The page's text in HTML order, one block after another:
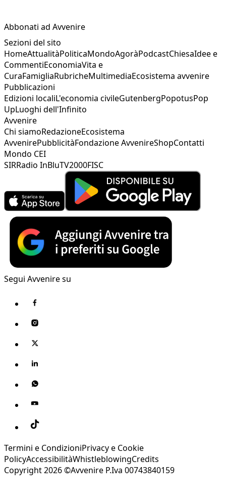
Abbonati ad Avvenire
Sezioni del sito
HomeAttualitàPoliticaMondoAgoràPodcastChiesaIdee e
CommentiEconomiaVita e
CuraFamigliaRubricheMultimediaEcosistema avvenire
Pubblicazioni
Edizioni localiL'economia civileGutenbergPopotusPop
UpLuoghi dell'Infinito
Avvenire
Chi siamoRedazioneEcosistema
AvvenirePubblicitàFondazione AvvenireShopContatti
Mondo CEI
SIRRadio InBluTV2000FISC
Segui Avvenire su
Termini e CondizioniPrivacy e Cookie
PolicyAccessibilitàWhistleblowingCredits
Copyright 2026 ©Avvenire P.Iva 00743840159